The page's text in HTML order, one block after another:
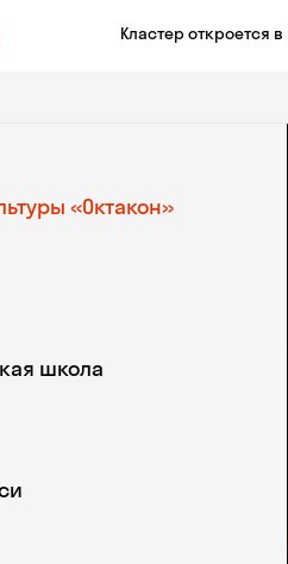
Кластер откроется в
«Октакон»
школа